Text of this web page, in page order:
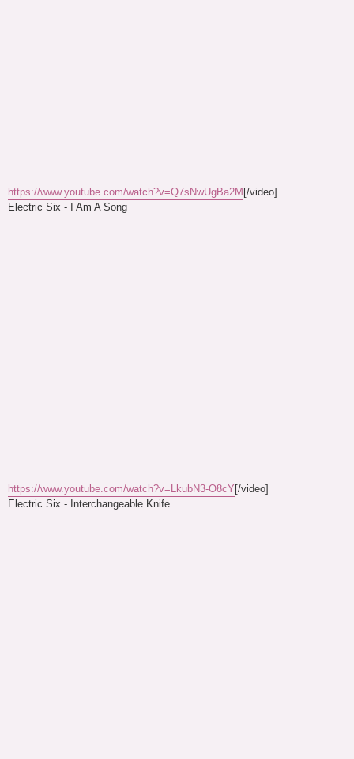
https://www.youtube.com/watch?v=Q7sNwUgBa2M [/video]
Electric Six - I Am A Song
https://www.youtube.com/watch?v=LkubN3-O8cY [/video]
Electric Six - Interchangeable Knife